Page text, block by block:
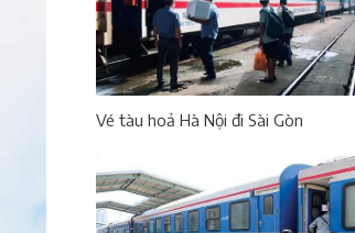
Vé tàu hoả Hà Nội đi Sài Gòn